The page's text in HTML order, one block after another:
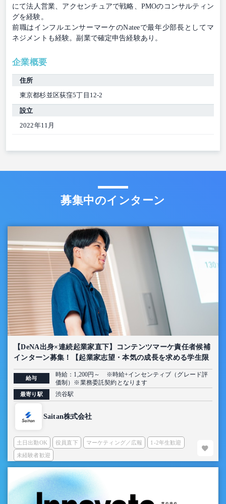
にて法人営業、アクセンチュアで戦略、PMOのコンサルティン
グを経験。
前職はインフルエンサーマーケのNateeで最年少部長としてマ
ネジメントも経験。副業で確定申告経験あり。
企業概要
住所
東京都杉並区荻窪5丁目12-2
設立
2022年11月
募集中のインターン
【DeNA出身×連続起業家直下】コンテンツマーケ責任者候補
インターン募集！【起業家志望・本気の成長を求める学生限
定】
給与
時給：1,200円～ ※時給+インセンティブ（グレード評
価制）※業務委託契約となります
最寄り駅 渋谷駅
Saitan株式会社
土日出勤OK 役員直下 マーケティング／広報 1-2年生歓迎
未経験者歓迎